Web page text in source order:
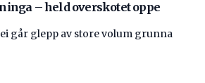
– held overskotet oppe
går glepp av store volum grunna